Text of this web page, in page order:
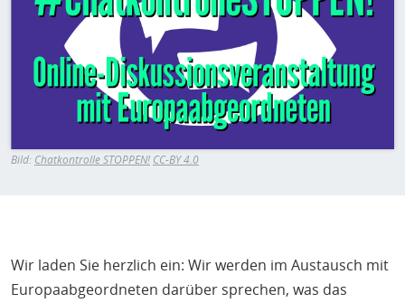
Bild: Chatkontrolle STOPPEN! CC-BY 4.0
Wir laden Sie herzlich ein: Wir werden im Austausch mit
Europaabgeordneten darüber sprechen, was das